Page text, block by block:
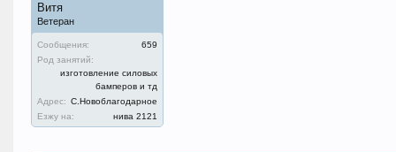
Витя
Ветеран
Сообщения:
659
Род занятий:
изготовление силовых
бамперов и тд
Адрес: С.Новоблагодарное
Езжу на:
нива 2121